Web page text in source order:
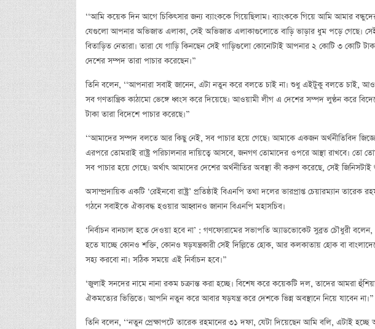
‘‘আমি কয়েক দিন আগে চিকিৎসার জন্য ব্যাংককে গিয়েছিলাম। ব্যাংককে গিয়ে আমি আমার
যেগুলো আপনার অভিজাত এলাকা, সেই অভিজাত এলাকাগুলোতে বাড়ি ভাড়ার ধুম পড়ে গেছে।
বিতাড়িত নেতারা। তারা যে গাড়ি কিনছেন সেই গাড়িগুলো কোনোটাই আপনার ২ কোটি ৩ কোটি
দেশের সম্পদ তারা পাচার করেছেন।”
তিনি বলেন, ‘‘আপনারা সবাই জানেন, এটা নতুন করে বলতে চাই না। শুধু এইটুকু বলতে চাই,
সব গণতান্ত্রিক কাঠামো ভেঙ্গে ধ্বংস করে দিয়েছে। আওয়ামী লীগ এ দেশের সম্পদ লুণ্ঠন করে
টাকা তারা বিদেশে পাচার করেছে।”
‘‘আমাদের সম্পদ বলতে আর কিছু নেই, সব পাচার হয়ে গেছে। আমাকে একজন অর্থনীতিবিদ
এরপরে তোমরাই রাষ্ট্র পরিচালনার দায়িত্বে আসবে, জনগণ তোমাদের ওপরে আস্থা রাখবে। তো
সব পাচার হয়ে গেছে। অর্থাৎ আমাদের দেশের অর্থনীতির অবস্থা কী করুণ করেছে, সেই
অসাম্প্রদায়িক একটি ‘রেইনবো রাষ্ট্র’ প্রতিষ্ঠাই বিএনপি তথা দলের ভারপ্রাপ্ত চেয়ারম্যান তারেক
গঠনে সবাইকে ঐক্যবদ্ধ হওয়ার আহ্বানও জানান বিএনপি মহাসচিব।
‘নির্বাচন বানচাল হতে দেওয়া হবে না’ : গণফোরামের সভাপতি অ্যাডভোকেট সুব্রত চৌধুরী বলেন,
হতে যাচ্ছে কোনও শক্তি, কোনও ষড়যন্ত্রকারী সেই দিল্লিতে হোক, আর কলকাতায় হোক বা
সহ্য করবো না। সঠিক সময়ে এই নির্বাচন হবে।”
‘জুলাই সনদের নামে নানা রকম চক্রান্ত করা হচ্ছে। বিশেষ করে কয়েকটি দল, তাদের আমরা
ঐকমত্যের ভিত্তিতে। আপনি নতুন করে আবার ষড়যন্ত্র করে দেশকে ভিন্ন অবস্থানে নিয়ে যাবেন না।”
তিনি বলেন, ‘‘নতুন প্রেক্ষাপটে তারেক রহমানের ৩১ দফা, যেটা দিয়েছেন আমি বলি, এটাই